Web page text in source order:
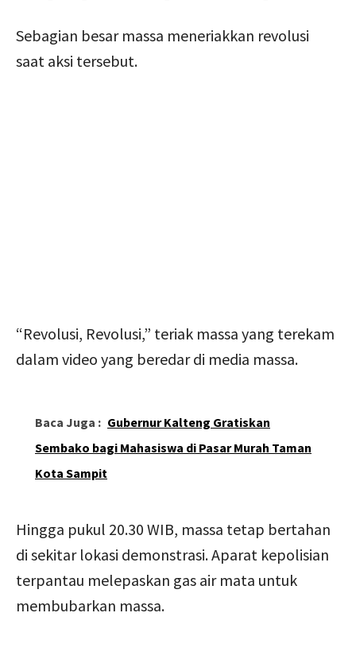
Sebagian besar massa meneriakkan revolusi
saat aksi tersebut.
“Revolusi, Revolusi,” teriak massa yang terekam
dalam video yang beredar di media massa.
Baca Juga : Gubernur Kalteng Gratiskan
Sembako bagi Mahasiswa di Pasar Murah Taman
Kota Sampit
Hingga pukul 20.30 WIB, massa tetap bertahan
di sekitar lokasi demonstrasi. Aparat kepolisian
terpantau melepaskan gas air mata untuk
membubarkan massa.